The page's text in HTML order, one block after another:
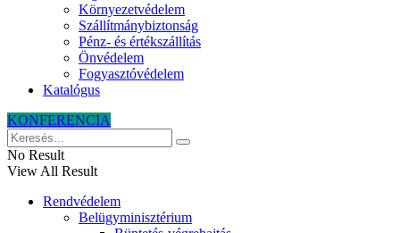
Környezetvédelem
Szállítmánybiztonság
Pénz- és értékszállítás
Önvédelem
Fogyasztóvédelem
Katalógus
KONFERENCIA
No Result
View All Result
Rendvédelem
Belügyminisztérium